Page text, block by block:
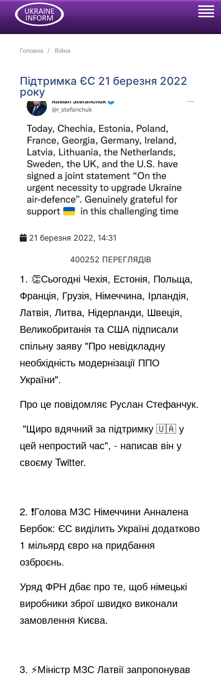
Головна Війна
Підтримка ЄС 21 березня 2022
року
21 березня 2022, 14:31
400252 ПЕРЕГЛЯДІВ
1. 👏Сьогодні Чехія, Естонія, Польща,
Франція, Грузія, Німеччина, Ірландія,
Латвія, Литва, Нідерланди, Швеція,
Великобританія та США підписали
спільну заяву "Про невідкладну
необхідність модернізації ППО
України".
Про це повідомляє Руслан Стефанчук.
"Щиро вдячний за підтримку 🇺🇦 у
цей непростий час", - написав він у
своєму Twitter.
2. ❗️Голова МЗС Німеччини Анналена
Бербок: ЄС виділить Україні додатково
1 мільярд євро на придбання
озброєнь.
Уряд ФРН дбає про те, щоб німецькі
виробники зброї швидко виконали
замовлення Києва.
3. ⚡️Міністр МЗС Латвії запропонував